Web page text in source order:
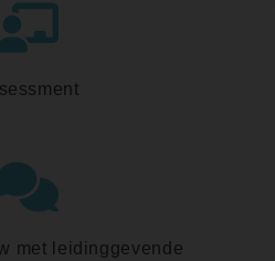
met leidinggevende